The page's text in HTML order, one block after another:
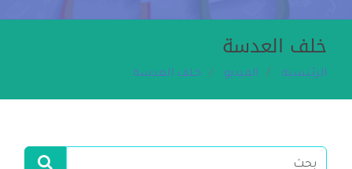
خلف العدسة
الرئيسية الفيديو خلف العدسة